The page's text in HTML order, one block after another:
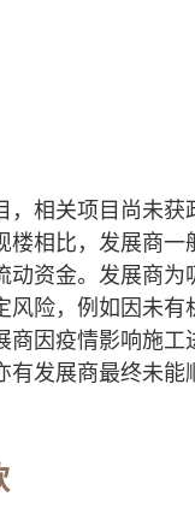
相关项目尚未
相比，发展商
资金。发展商
险，例如因未
因疫情影响施
发展商最终未能